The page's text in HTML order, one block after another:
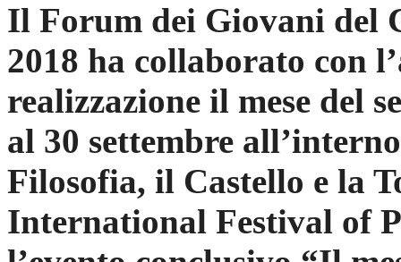
Il Forum dei Giovani del
2018 ha collaborato con
realizzazione il mese del
al 30 settembre
Filosofia, il Castello e la
International Festival of